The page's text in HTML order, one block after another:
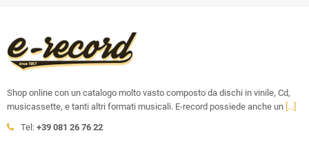
Shop online con un catalogo molto vasto composto da dischi in vinile, Cd,
musicassette, e tanti altri formati musicali. E-record possiede anche un [...]
Tel: +39 081 26 76 22